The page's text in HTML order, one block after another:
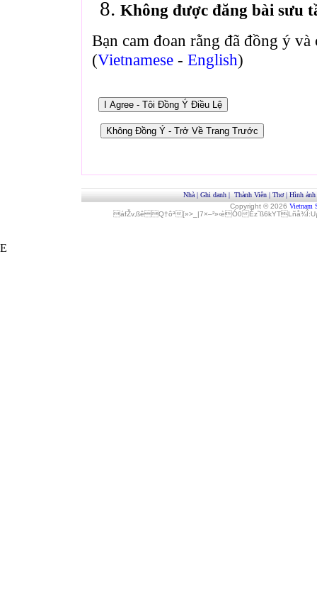
Không được đăng bài sưu
Bạn cam đoan rằng đã đồng ý
(Vietnamese - English)
Nhà | Ghi danh | Thành Viên | Thơ| Hình ảnh
Copyright © 2026 Vietnam
áfŽv‚ßêQ†ôª[»>_|7×–²»‹èÓ0
E